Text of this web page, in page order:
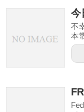
今
不
本